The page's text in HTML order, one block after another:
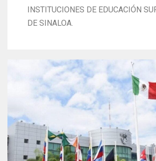
INSTITUCIONES DE EDUCACIÓN
DE SINALOA.